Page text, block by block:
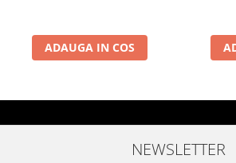
ADAUGA IN COS
NEWSLETTER